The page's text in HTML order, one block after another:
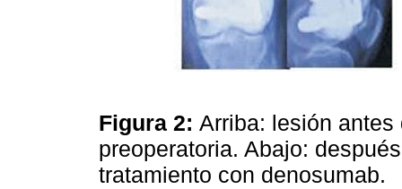
Figura 2: Arriba: lesión
preoperatoria. Abajo:
tratamiento con denosumab.